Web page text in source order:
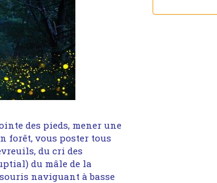
des pieds, mener une
forêt, vous poster tous
du cri des
du mâle de la
naviguant à basse